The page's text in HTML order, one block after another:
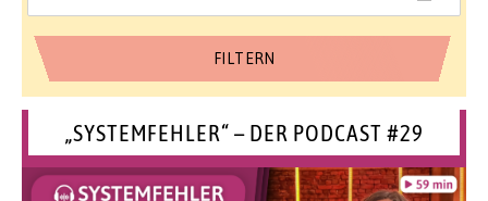
„SYSTEMFEHLER“ – DER PODCAST #29